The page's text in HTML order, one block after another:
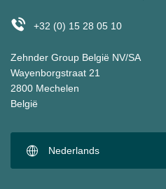
+32 (0) 15 28 05 10
Zehnder Group België NV/SA
Wayenborgstraat 21
2800 Mechelen
België
Nederlands